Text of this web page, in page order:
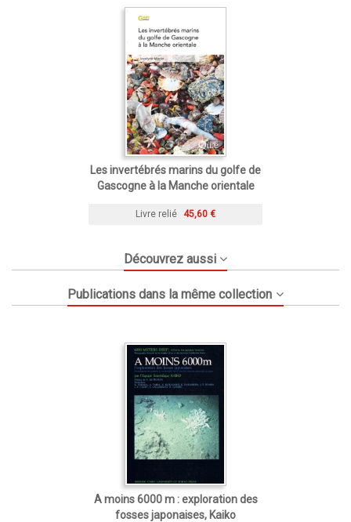
Les invertébrés marins du golfe de
Gascogne à la Manche orientale
Livre relié 45,60 €
Découvrez aussi
Publications dans la même collection
A moins 6000 m : exploration des
fosses japonaises, Kaiko